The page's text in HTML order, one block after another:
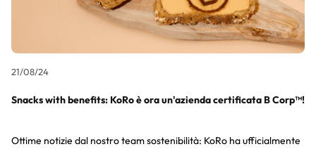
21/08/24
Snacks with benefits: KoRo è ora un'azienda certificata B Corp™!
Ottime notizie dal nostro team sostenibilità: KoRo ha ufficialmente